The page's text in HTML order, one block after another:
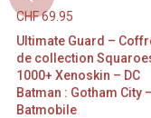
CHF69.95
Ultimate Guard –
de collection
1000+ Xenoskin – DC
Batman : Gotham City –
Batmobile